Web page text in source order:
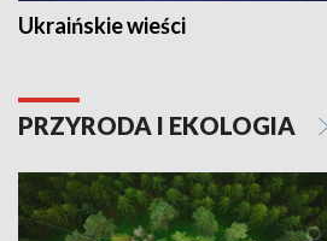
Ukraińskie wieści
PRZYRODA I EKOLOGIA